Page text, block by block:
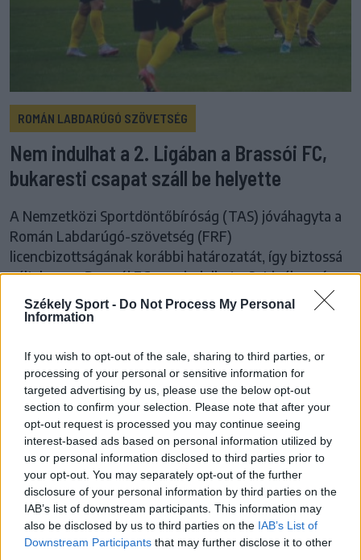
Székely Sport - Do Not Process My Personal
Information
If you wish to opt-out of the sale, sharing to third parties, or
processing of your personal or sensitive information for
targeted advertising by us, please use the below opt-out
section to confirm your selection. Please note that after your
opt-out request is processed you may continue seeing
interest-based ads based on personal information utilized by
us or personal information disclosed to third parties prior to
your opt-out. You may separately opt-out of the further
disclosure of your personal information by third parties on the
IAB’s list of downstream participants. This information may
also be disclosed by us to third parties on the IAB’s List of
Downstream Participants that may further disclose it to other
ROMÁN LABDARÚGÓ SZÖVETSÉG
Nem indulhat a 2. Ligában a Brassói FC,
bukaresti csapat száll be helyette
A Nemzetközi Sportdöntőbíróság (TAS) jóváhagyta a
Román Labdarúgó-szövetség (FRF)
licencbizottságának korábbi határozatát, így biztossá
vált, hogy a Brassói FC nem indulhat a 2. Ligában, és
helyét a Progresul Spartac veszi át.